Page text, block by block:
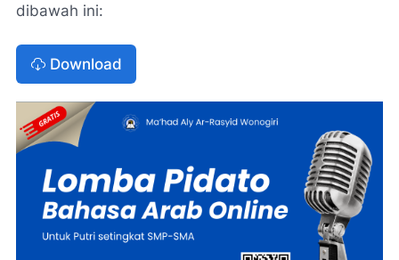
dibawah ini:
Download